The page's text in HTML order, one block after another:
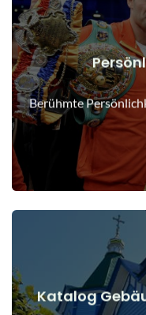
Berühmte Menschen
Katalog